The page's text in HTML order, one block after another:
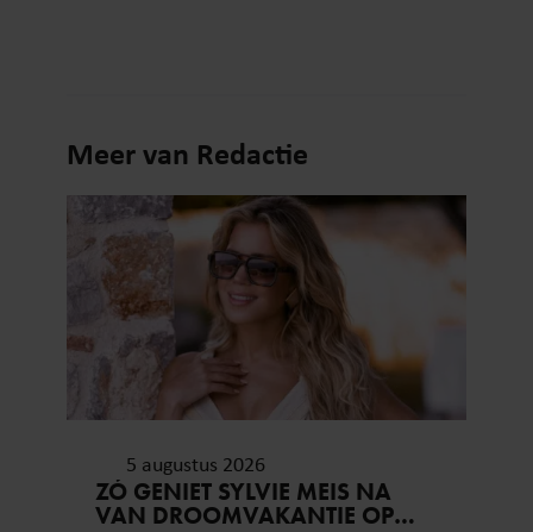
Meer van Redactie
5 augustus 2026
ZÓ GENIET SYLVIE MEIS NA
VAN DROOMVAKANTIE OP